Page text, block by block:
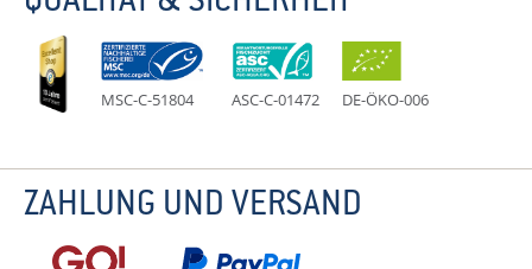
MSC-C-51804 ASC-C-01472 DE-ÖKO-006
ZAHLUNG UND VERSAND